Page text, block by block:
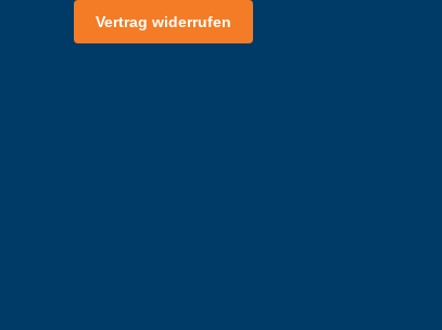
Vertrag widerrufen